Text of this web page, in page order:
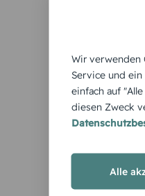
Aquarell-
Grüße &
Wir verwenden
Service und
einfach auf
diesen Zweck
Alle